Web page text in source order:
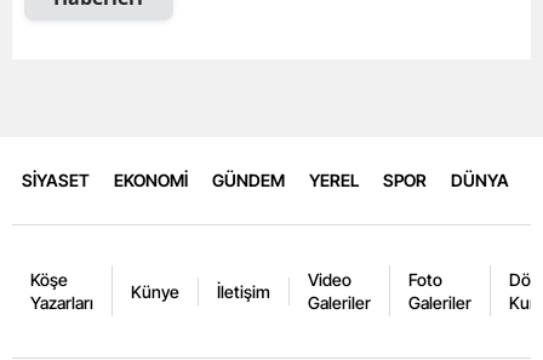
SİYASET EKONOMİ GÜNDEM YEREL SPOR DÜNYA
Köşe
Yazarları
Künye İletişim
Video
Galeriler
Foto
Galeriler